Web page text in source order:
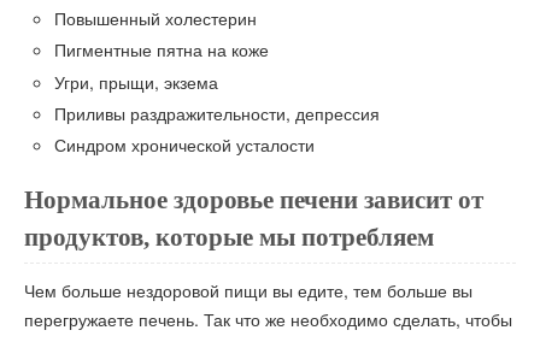
Повышенный холестерин
Пигментные пятна на коже
Угри, прыщи, экзема
Приливы раздражительности, депрессия
Синдром хронической усталости
Нормальное здоровье печени зависит от
продуктов, которые мы потребляем
Чем больше нездоровой пищи вы едите, тем больше вы
перегружаете печень. Так что же необходимо сделать, чтобы